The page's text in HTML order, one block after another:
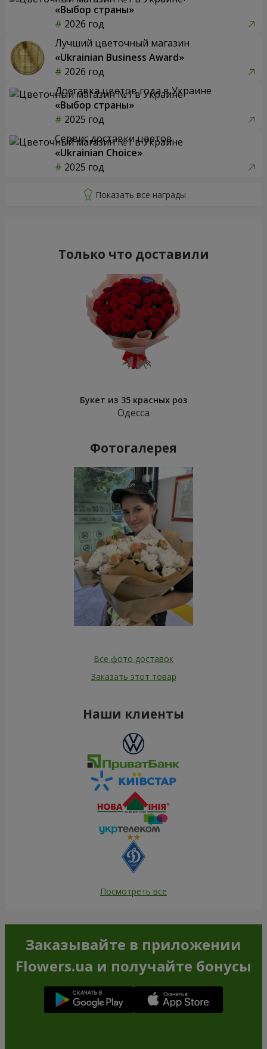
«Выбор страны»
2026 год
Лучший цветочный магазин
«Ukrainian Business Award»
2026 год
Доставка цветов года в Украине
«Выбор страны»
2025 год
Сервис доставки цветов
«Ukrainian Choice»
2025 год
Только что доставили
Букет из 35 красных роз
Одесса
Фотогалерея
Все фото доставок
Заказать этот товар
Наши клиенты
Посмотреть все
Заказывайте в приложении
Flowers.ua и получайте бонусы